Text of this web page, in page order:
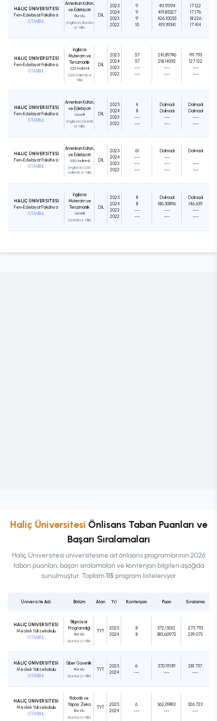
HALİÇ ÜNİVERSİTESİ
Fen-Edebiyat Fakültesi
İSTANBUL
Amerikan Kültürü
ve Edebiyatı
Burslu
(İngilizce) (Burslu)
(4 Yıllık)
DIL
2025
2024
2023
2022
9
9
9
10
411,91194
419,85327
426,10053
419,39341
17.122
17.176
18.226
17.414
HALİÇ ÜNİVERSİTESİ
Fen-Edebiyat Fakültesi
İSTANBUL
İngilizce
Mütercim ve
Tercümanlık
%25 İndirimli
(%25 İndirimli) (4
Yıllık)
DIL
2025
2024
2023
2022
57
57
---
---
241,89746
218,14092
---
---
99.793
127.122
---
---
HALİÇ ÜNİVERSİTESİ
Fen-Edebiyat Fakültesi
İSTANBUL
Amerikan Kültürü
ve Edebiyatı
Ücretli
(İngilizce) (Ücretli)
(4 Yıllık)
DIL
2025
2024
2023
2022
4
8
---
---
Dolmadı
Dolmadı
---
---
Dolmadı
Dolmadı
---
---
HALİÇ ÜNİVERSİTESİ
Fen-Edebiyat Fakültesi
İSTANBUL
Amerikan Kültürü
ve Edebiyatı
%50 İndirimli
(İngilizce) (%50
İndirimli) (4 Yıllık)
DIL
2025
2024
2023
2022
61
---
---
---
Dolmadı
---
---
---
Dolmadı
---
---
HALİÇ ÜNİVERSİTESİ
Fen-Edebiyat Fakültesi
İSTANBUL
İngilizce
Mütercim ve
Tercümanlık
Ücretli
(Ücretli) (4 Yıllık)
DIL
2025
2024
2023
2022
8
8
---
---
Dolmadı
186,30896
---
---
Dolmadı
146.639
---
---
Haliç Üniversitesi ÖnlisansTaban Puanları ve
Başarı Sıralamaları
Haliç Üniversitesi üniversitesine aitönlisansprogramlarının 2026
taban puanları, başarı sıralamaları ve kontenjan bilgileri aşağıda
sunulmuştur. Toplam 115 program listeleniyor
Üniversite Adı Bölüm Alan Yıl Kontenjan Puan Sıralama
HALİÇ ÜNİVERSİTESİ
Meslek Yüksekokulu
İSTANBUL
Bilgisayar
Programcılığı
Burslu
(Burslu) (2 Yıllık)
TYT
2025
2024
8
8
372,15012
385,60972
275.793
239.073
HALİÇ ÜNİVERSİTESİ
Meslek Yüksekokulu
İSTANBUL
Siber Güvenlik
Burslu
(Burslu) (2 Yıllık)
TYT
2025
2024
6
---
370,91139
---
281.737
---
HALİÇ ÜNİVERSİTESİ
Meslek Yüksekokulu
İSTANBUL
Robotik ve
Yapay Zeka
Burslu
(Burslu) (2 Yıllık)
TYT
2025
2024
6
---
362,09813
---
326.723
---